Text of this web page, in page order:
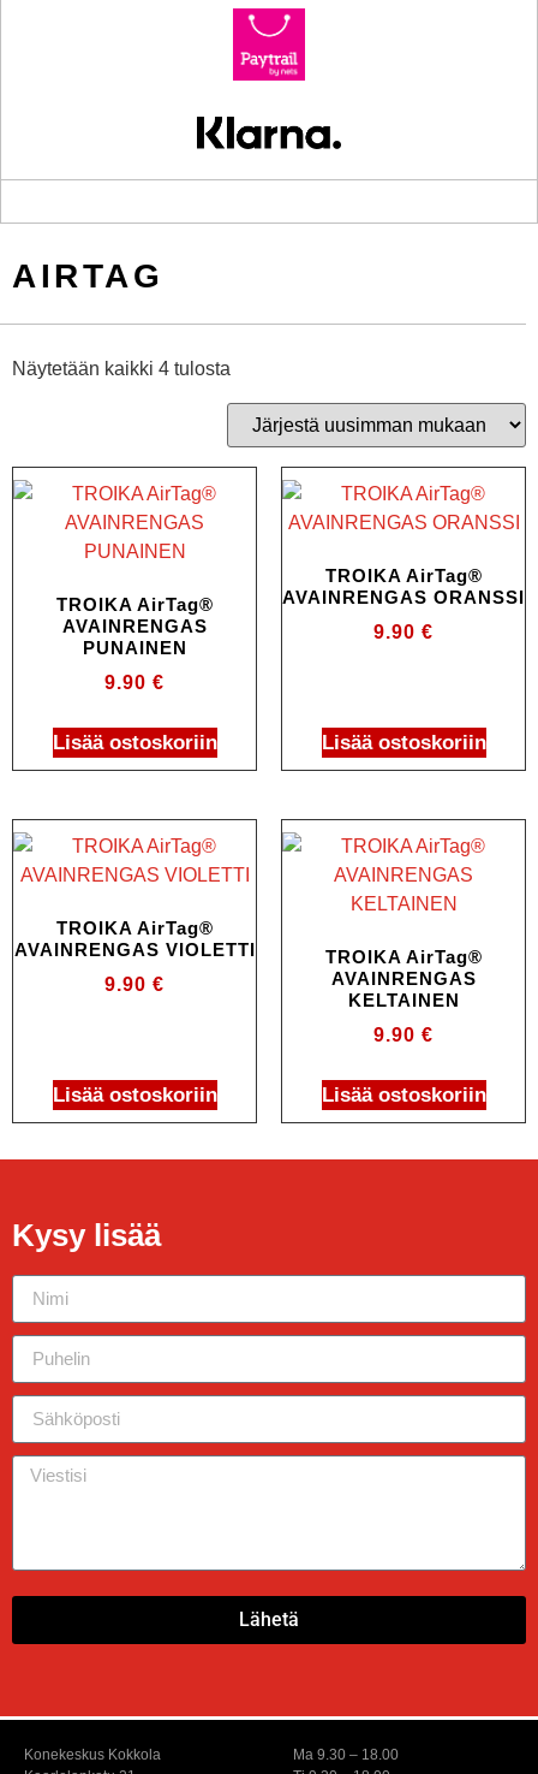
AIRTAG
Näytetään kaikki 4 tulosta
TROIKA AirTag®
AVAINRENGAS
PUNAINEN
9.90 €
Lisää ostoskoriin
TROIKA AirTag®
AVAINRENGAS ORANSSI
9.90 €
Lisää ostoskoriin
TROIKA AirTag®
AVAINRENGAS VIOLETTI
9.90 €
Lisää ostoskoriin
TROIKA AirTag®
AVAINRENGAS
KELTAINEN
9.90 €
Lisää ostoskoriin
Kysy lisää
Lähetä
Konekeskus Kokkola
Ma 9.30 – 18.00